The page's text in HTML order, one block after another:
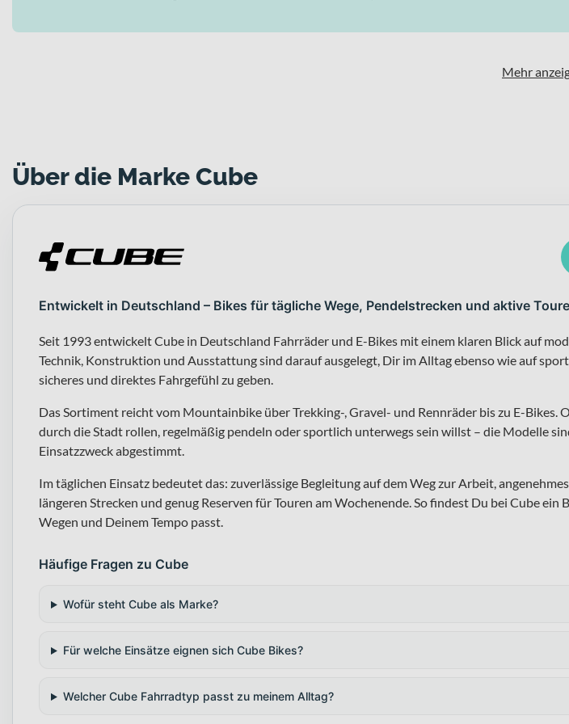
Mehr
Über die Marke Cube
Entwickelt in Deutschland – Bikes für tägliche Wege, Pendelstrecken und aktive
Seit 1993 entwickelt Cube in Deutschland Fahrräder und E-Bikes mit einem klaren Blick auf
Technik, Konstruktion und Ausstattung sind darauf ausgelegt, Dir im Alltag ebenso wie auf
sicheres und direktes Fahrgefühl zu geben.
Das Sortiment reicht vom Mountainbike über Trekking-, Gravel- und Rennräder bis zu E-Bikes.
durch die Stadt rollen, regelmäßig pendeln oder sportlich unterwegs sein willst – die Modelle
Einsatzzweck abgestimmt.
Im täglichen Einsatz bedeutet das: zuverlässige Begleitung auf dem Weg zur Arbeit,
längeren Strecken und genug Reserven für Touren am Wochenende. So findest Du bei Cube ein
Wegen und Deinem Tempo passt.
Häufige Fragen zu Cube
Wofür steht Cube als Marke?
Für welche Einsätze eignen sich Cube Bikes?
Welcher Cube Fahrradtyp passt zu meinem Alltag?